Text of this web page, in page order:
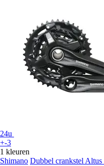
24u
+-3
1 kleuren
Shimano Dubbel crankstel